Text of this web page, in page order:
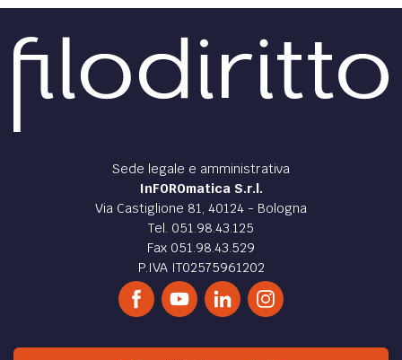
Sede legale e amministrativa
InFOROmatica S.r.l.
Via Castiglione 81, 40124 - Bologna
Tel. 051.98.43.125
Fax 051.98.43.529
P.IVA IT02575961202